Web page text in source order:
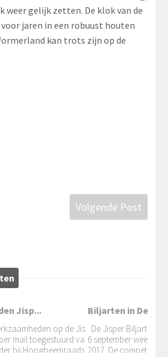
weer gelijk zetten. De klok van de
jaren in een robuust houten
kan trots zijn op de
Volgende Post
Jisp...
op de Jis
mail toegestuurd va
bij Hoogheemraads
Biljarten in De
De Jisper Biljartclub
6 september weer
2017. De